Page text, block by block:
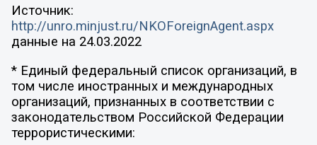
Источник:
http://unro.minjust.ru/NKOForeignAgent.aspx
данные на 24.03.2022
* Единый федеральный список организаций, в
том числе иностранных и международных
организаций, признанных в соответствии с
законодательством Российской Федерации
террористическими: